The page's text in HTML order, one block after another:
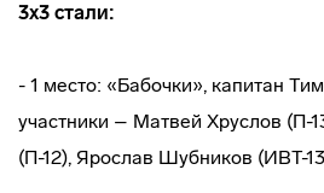
3х3 стали:
- 1 место: «Бабочки», капитан
участники – Матвей Хруслов (П-
(П-12), Ярослав Шубников (ИВТ-